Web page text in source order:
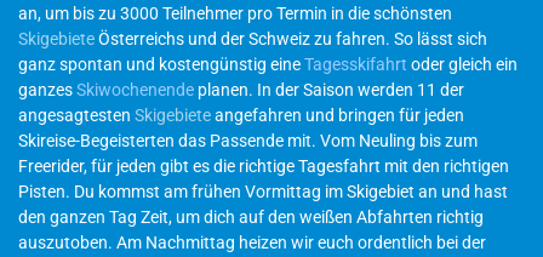
an, um bis zu 3000 Teilnehmer pro Termin in die schönsten
SkigebieteÖsterreichs und der Schweiz zu fahren. So lässt sich
ganz spontan und kostengünstig eineTagesskifahrt oder gleich ein
ganzesSkiwochenende planen. In der Saison werden 11 der
angesagtesten Skigebieteangefahren und bringen für jeden
Skireise-Begeisterten das Passende mit. Vom Neuling bis zum
Freerider, für jeden gibt es die richtige Tagesfahrt mit den richtigen
Pisten. Du kommst am frühen Vormittag im Skigebiet an und hast
den ganzen Tag Zeit, um dich auf den weißen Abfahrten richtig
auszutoben. Am Nachmittag heizen wir euch ordentlich bei der